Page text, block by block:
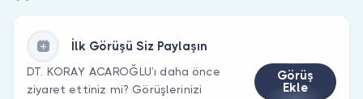
İlk Görüşü Siz Paylaşın
DT. KORAY ACAROĞLU’ı daha önce
ziyaret ettiniz mi? Görüşlerinizi
Görüş
Ekle